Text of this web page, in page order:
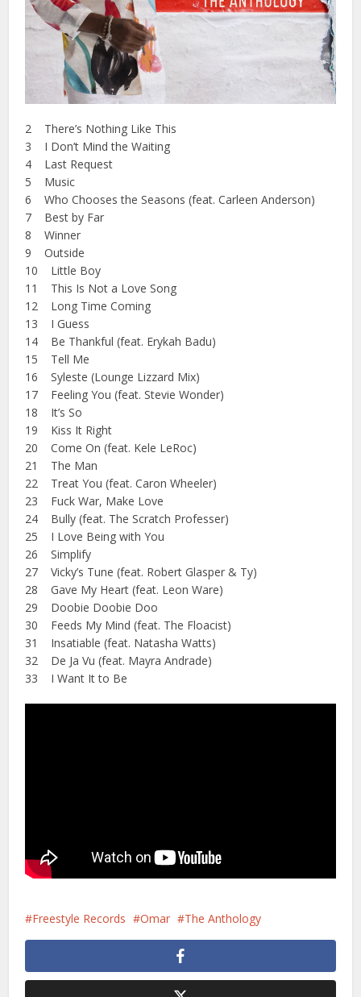
2 There’s Nothing Like This
3 I Don’t Mind the Waiting
4 Last Request
5 Music
6 Who Chooses the Seasons (feat. Carleen Anderson)
7 Best by Far
8 Winner
9 Outside
10 Little Boy
11 This Is Not a Love Song
12 Long Time Coming
13 I Guess
14 Be Thankful (feat. Erykah Badu)
15 Tell Me
16 Syleste (Lounge Lizzard Mix)
17 Feeling You (feat. Stevie Wonder)
18 It’s So
19 Kiss It Right
20 Come On (feat. Kele LeRoc)
21 The Man
22 Treat You (feat. Caron Wheeler)
23 Fuck War, Make Love
24 Bully (feat. The Scratch Professer)
25 I Love Being with You
26 Simplify
27 Vicky’s Tune (feat. Robert Glasper & Ty)
28 Gave My Heart (feat. Leon Ware)
29 Doobie Doobie Doo
30 Feeds My Mind (feat. The Floacist)
31 Insatiable (feat. Natasha Watts)
32 De Ja Vu (feat. Mayra Andrade)
33 I Want It to Be
Freestyle Records Omar The Anthology